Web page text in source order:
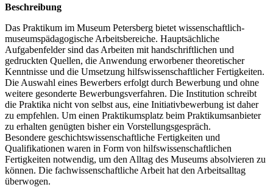
Beschreibung
Das Praktikum im Museum Petersberg bietet wissenschaftlich-
museumspädagogische Arbeitsbereiche. Hauptsächliche
Aufgabenfelder sind das Arbeiten mit handschriftlichen und
gedruckten Quellen, die Anwendung erworbener theoretischer
Kenntnisse und die Umsetzung hilfswissenschaftlicher Fertigkeiten.
Die Auswahl eines Bewerbers erfolgt durch Bewerbung und ohne
weitere gesonderte Bewerbungsverfahren. Die Institution schreibt
die Praktika nicht von selbst aus, eine Initiativbewerbung ist daher
zu empfehlen. Um einen Praktikumsplatz beim Praktikumsanbieter
zu erhalten genügten bisher ein Vorstellungsgespräch.
Besondere geschichtswissenschaftliche Fertigkeiten und
Qualifikationen waren in Form von hilfswissenschaftlichen
Fertigkeiten notwendig, um den Alltag des Museums absolvieren zu
können. Die fachwissenschaftliche Arbeit hat den Arbeitsalltag
überwogen.